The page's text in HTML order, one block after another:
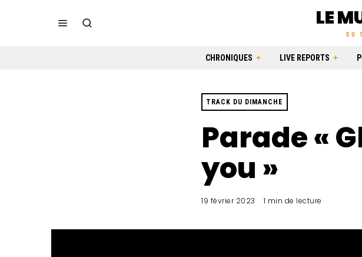
LE
DU
CHRONIQUES LIVE REPORTS
TRACK DU DIMANCHE
Parade «
you »
19 février 2023 1 min de lecture